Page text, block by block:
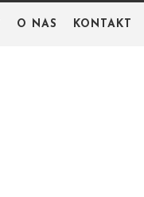
O NAS KONTAKT